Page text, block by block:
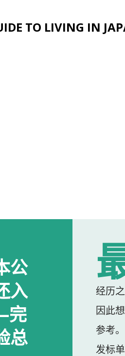
TO LIVING IN
公
入
完
总
经历
因此
参考
发标